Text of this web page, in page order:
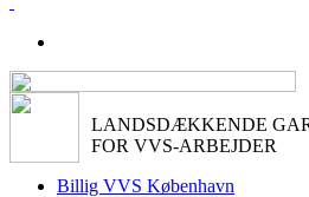
LANDSDÆKKENDE
FOR VVS-ARBEJDER
Billig VVS København